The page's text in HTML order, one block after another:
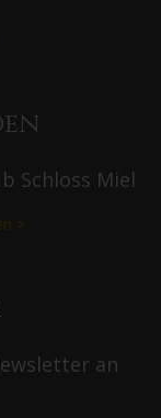
Schloss Miel
>
an